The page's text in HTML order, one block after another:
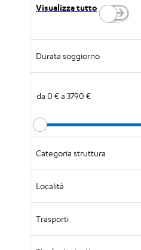
Visualizza tutto
Durata soggiorno
da 0 €a 3790 €
Categoria struttura
Località
Trasporti